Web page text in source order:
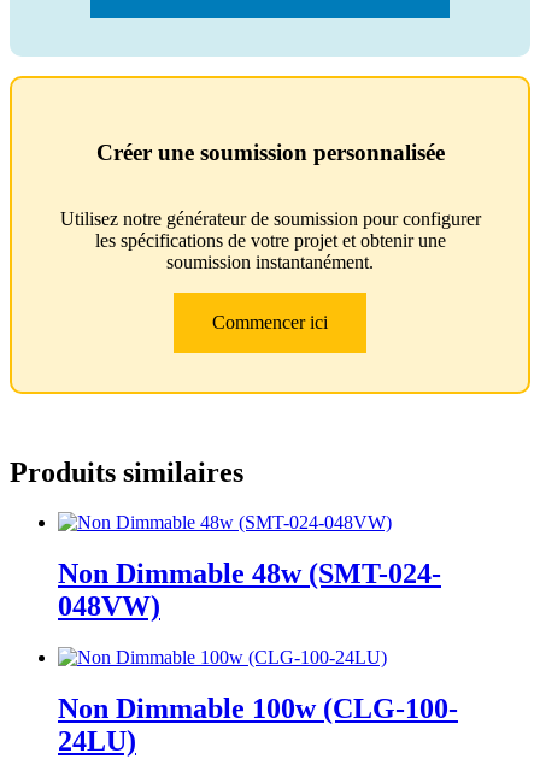
Créer une soumission personnalisée
Utilisez notre générateur de soumission pour configurer
les spécifications de votre projet et obtenir une
soumission instantanément.
Commencer ici
Produits similaires
Non Dimmable 48w (SMT-024-
048VW)
Non Dimmable 100w (CLG-100-
24LU)